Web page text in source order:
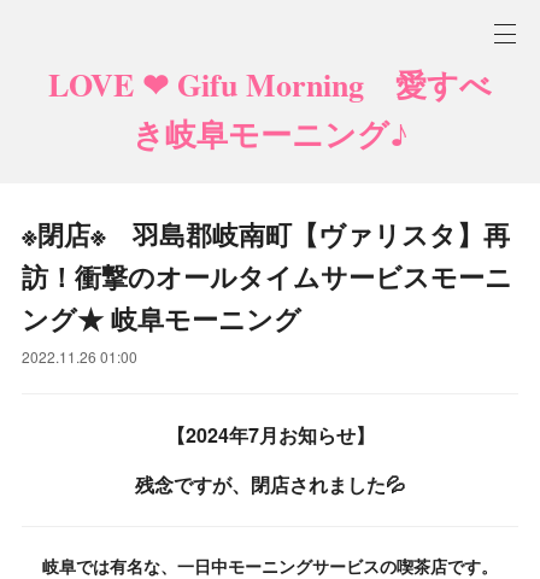
LOVE ❤ Gifu Morning 愛すべ
き岐阜モーニング♪
※閉店※ 羽島郡岐南町【ヴァリスタ】再
訪！衝撃のオールタイムサービスモーニ
ング★ 岐阜モーニング
2022.11.26 01:00
【2024年7月お知らせ】
残念ですが、閉店されました💦
岐阜では有名な、一日中モーニングサービスの喫茶店です。